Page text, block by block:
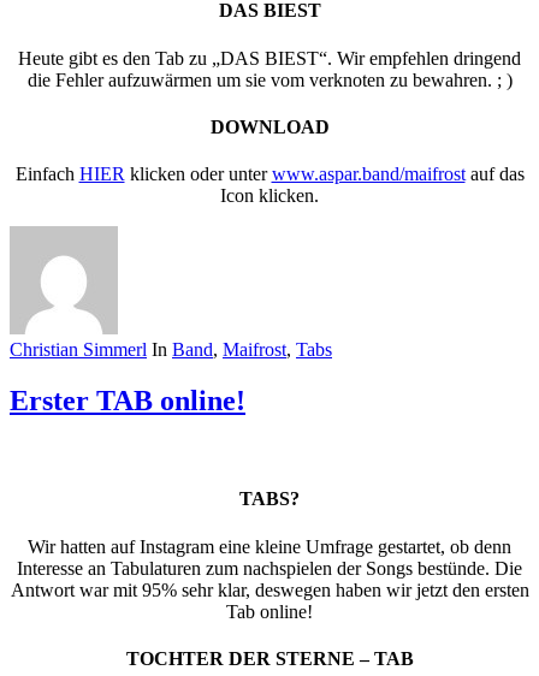
DAS BIEST
Heute gibt es den Tab zu „DAS BIEST“. Wir empfehlen dringend
die Fehler aufzuwärmen um sie vom verknoten zu bewahren. ; )
DOWNLOAD
Einfach HIER klicken oder unterwww.aspar.band/maifrostauf das
Icon klicken.
Christian Simmerl In Band, Maifrost, Tabs
Erster TAB online!
TABS?
Wir hatten auf Instagram eine kleine Umfrage gestartet, ob denn
Interesse an Tabulaturen zum nachspielen der Songs bestünde. Die
Antwort war mit 95% sehr klar, deswegen haben wir jetzt den ersten
Tab online!
TOCHTER DER STERNE – TAB